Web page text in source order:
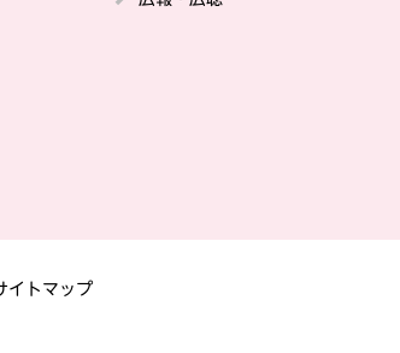
イトマップ